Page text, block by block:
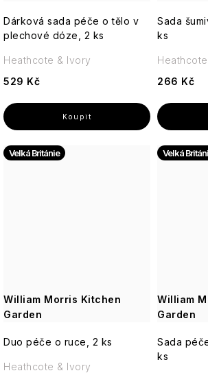
Dárková sada péče o tělo v
plechové dóze, 2 ks
529 Kč
Heathcote & Ivory
Sada
ks
266 Kč
William Morris Kitchen
Garden
Velká Británie
Duo péče o ruce, 2 ks
Heathcote & Ivory
William
Garden
Velká
Sada
ks